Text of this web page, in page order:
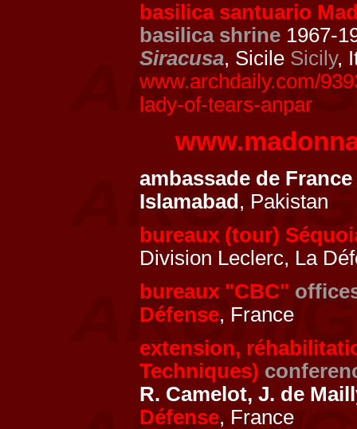
basilica santuario
basilica shrine 1967-
Siracusa, Sicile Sicily,
www.archdaily.com/
lady-of-tears-anpar
ambassade de France
Islamabad , Pakistan
bureaux (tour)
Division Leclerc, La
bureaux "CBC"
Défense, France
extension,
Techniques)
R. Camelot, J. de
Défense, France